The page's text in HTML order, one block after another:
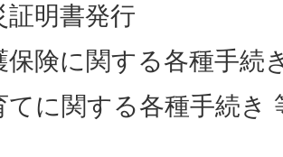
証明書発行
保険に関する各種手続
てに関する各種手続き